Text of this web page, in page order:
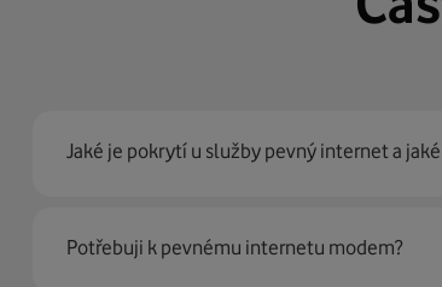
Jaké je pokrytí u služby pevný internet a
Pevný internet můžeme nabídnout99 %
Potřebuji k pevnému internetu modem?